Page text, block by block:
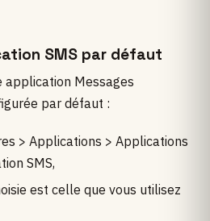
SMS par défaut
application Messages
par défaut :
> Applications > Applications
SMS,
est celle que vous utilisez